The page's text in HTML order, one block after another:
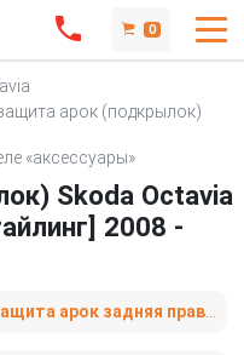
0
арок (подкрылок)
«аксессуары»
Skoda Octavia
2008 -